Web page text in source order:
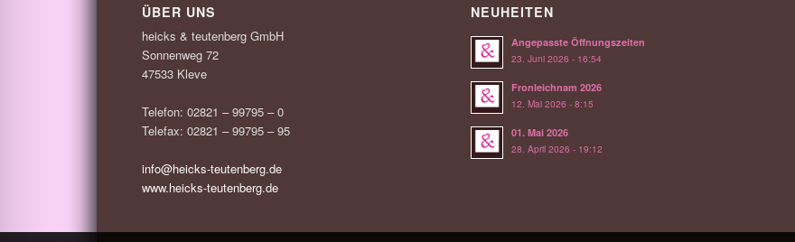
ÜBER UNS
heicks & teutenberg GmbH
Sonnenweg 72
47533 Kleve
Telefon: 02821 – 99795 – 0
Telefax: 02821 – 99795 – 95
info@heicks-teutenberg.de
www.heicks-teutenberg.de
NEUHEITEN
Angepasste Öffnungszeiten
23. Juni 2026 - 16:54
Fronleichnam 2026
12. Mai 2026 - 8:15
01. Mai 2026
28. April 2026 - 19:12